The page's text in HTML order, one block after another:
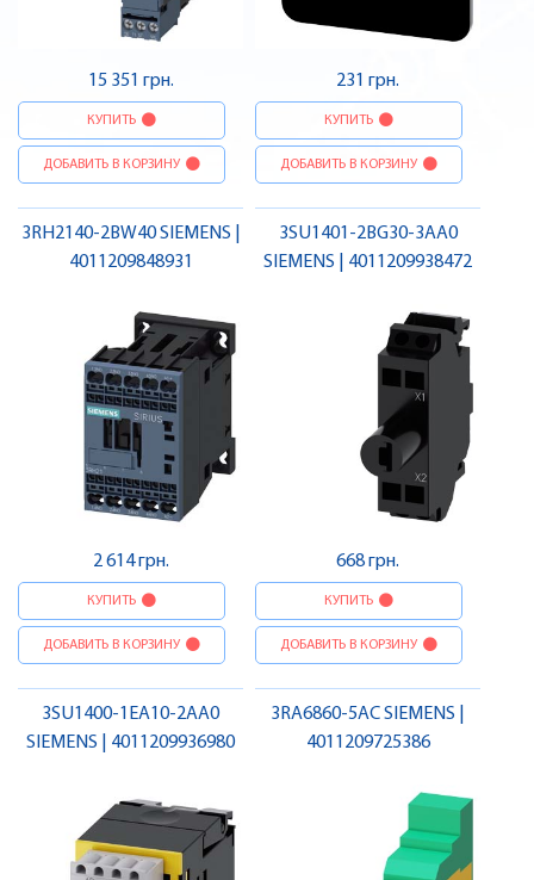
15 351 грн.
КУПИТЬ
ДОБАВИТЬ В КОРЗИНУ
231 грн.
КУПИТЬ
ДОБАВИТЬ В КОРЗИНУ
3RH2140-2BW40 SIEMENS |
4011209848931
2 614 грн.
КУПИТЬ
ДОБАВИТЬ В КОРЗИНУ
3SU1401-2BG30-3AA0
SIEMENS | 4011209938472
668 грн.
КУПИТЬ
ДОБАВИТЬ В КОРЗИНУ
3SU1400-1EA10-2AA0
SIEMENS | 4011209936980
3RA6860-5AC SIEMENS |
4011209725386